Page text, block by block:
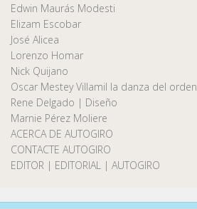
Edwin Maurás Modesti
Elizam Escobar
José Alicea
Lorenzo Homar
Nick Quijano
Oscar Mestey Villamil la danza del orden
Rene Delgado | Diseño
Marnie Pérez Moliere
ACERCA DE AUTOGIRO
CONTACTE AUTOGIRO
EDITOR | EDITORIAL | AUTOGIRO